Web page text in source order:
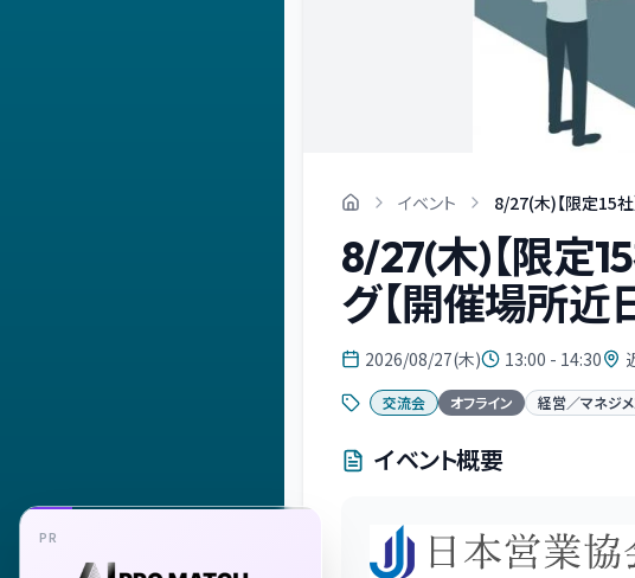
イベント 8/27(木)【限定15
8/27(木)【限定
グ【開催場所近
2026/08/27(木) 13:00 - 14:30
交流会 オフライン 経営／マネジメ
イベント概要
PR